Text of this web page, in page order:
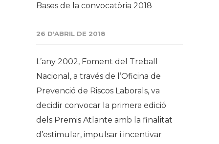
Bases de la convocatòria 2018
26 D'ABRIL DE 2018
L’any 2002, Foment del Treball
Nacional, a través de l’Oficina de
Prevenció de Riscos Laborals, va
decidir convocar la primera edició
dels Premis Atlante amb la finalitat
d’estimular, impulsar i incentivar